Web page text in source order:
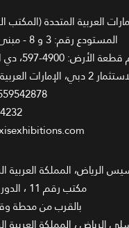
الرياض، المملكة العربية
مكتب رقم 11 ، الدور الأرضي
بالقرب من محطة
العربية المتحدة (المكتب
المستودع رقم: 3 و 8 - مبنى رقم: 4
الأرض: 4900-597، دي اي بي 2
العربية المتحدة